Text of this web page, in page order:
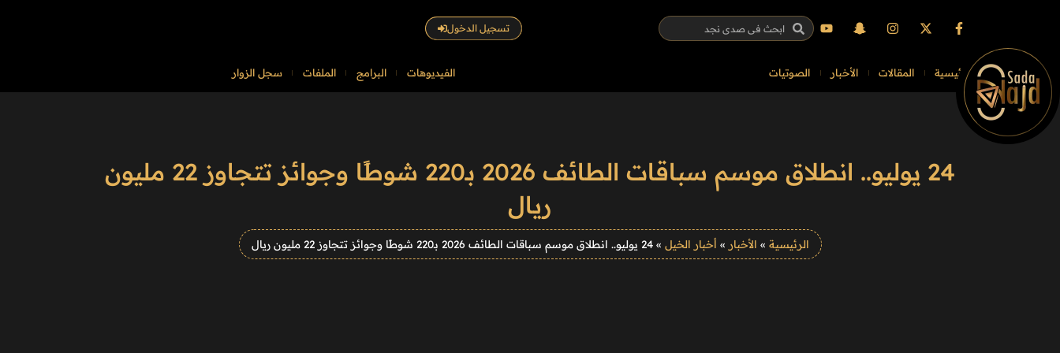
تسجيل الدخول
الرئيسية المقالات الأخبار الصوتيات الفيديوهات البرامج الملفات سجل الزوار
24 يوليو.. انطلاق موسم سباقات الطائف 2026 بـ220 شوطًا وجوائز تتجاوز 22 مليون
ريال
الرئيسية » الأخبار » أخبار الخيل »24 يوليو.. انطلاق موسم سباقات الطائف 2026 بـ220 شوطًا وجوائز تتجاوز 22 مليون ريال